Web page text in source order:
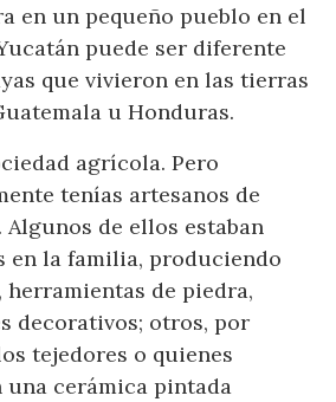
en un pequeño pueblo en el
puede ser diferente
que vivieron en las tierras
u Honduras.
agrícola. Pero
tenías artesanos de
de ellos estaban
en la familia, produciendo
herramientas de piedra,
decorativos; otros, por
tejedores o quienes
una cerámica pintada